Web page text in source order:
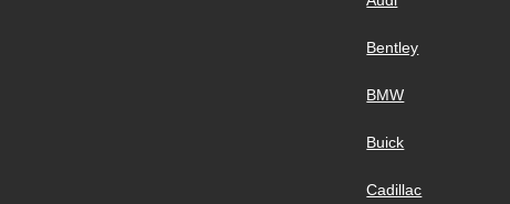
Bentley
BMW
Buick
Cadillac